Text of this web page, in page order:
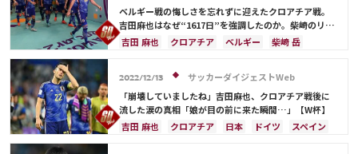
前田 大然
ベルギー戦の悔しさを忘れずに迎えたクロアチア戦。
吉田麻也はなぜ“1617日”を強調したのか。柴崎のリア
クションには苦笑【W杯】
吉田 麻也 クロアチア ベルギー
柴崎 岳
堂安 律
2022/12/13
サッカーダイジェストWeb
「崩壊していましたね」吉田麻也、クロアチア戦後に
流した涙の真相「娘が目の前に来た瞬間…」【W杯】
吉田 麻也
クロアチア 日本 ドイツ
スペイン